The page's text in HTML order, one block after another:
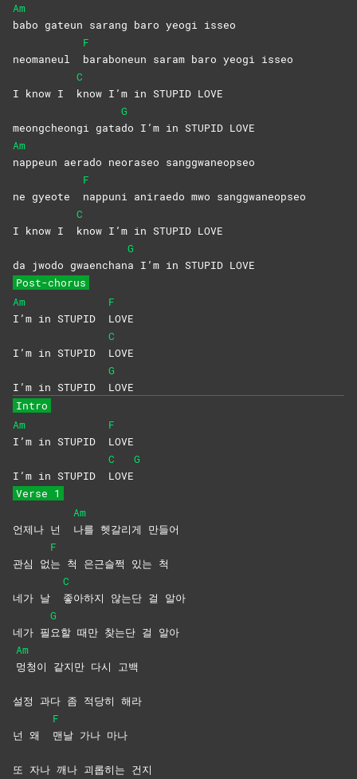
Am
babo gateun sarang baro yeogi isseo
neomaneul
F
baraboneun saram baro yeogi isseo
I know I
C
know I’m in STUPID LOVE
meongcheongi gata
G
do I’m in STUPID LOVE
Am
nappeun aerado neoraseo sanggwaneopseo
ne gyeote
F
nappuni aniraedo mwo sanggwaneopseo
I know I
C
know I’m in STUPID LOVE
da jwodo gwaenchan
G
a I’m in STUPID LOVE
Post-chorus
Am
I’m in STUPID
F
LOVE
I’m in STUPID
C
LOVE
I’m in STUPID
G
LOVE
Intro
Am
I’m in STUPID
F
LOVE
I’m in STUPID
C
LOVE
G
Verse 1
언제나 넌
Am
나를 헷갈리게 만들어
관심 없
F
는 척 은근슬쩍 있는 척
네가 날
C
좋아하지 않는단 걸 알아
네가 필
G
요할 때만 찾는단 걸 알아
Am
멍청이 같지만 다시 고백
설정 과다 좀 적당히 해라
넌 왜
F
맨날 가나 마나
또 자나 깨나 괴롭히는 건지